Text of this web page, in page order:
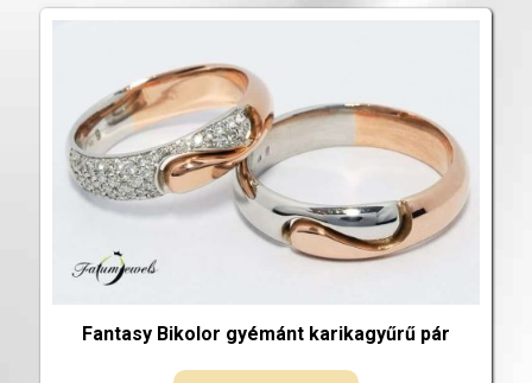
Fantasy Bikolor gyémánt karikagyűrű pár